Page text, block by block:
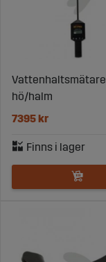
Vattenhaltsmätare
hö/halm
7395 kr